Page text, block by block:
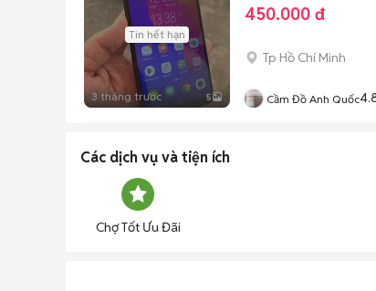
Tin hết hạn
3 tháng trước 5
450.000 đ
Tp Hồ Chí Minh
Cầm Đồ Anh Quốc
Các dịch vụ và tiện ích
Chợ Tốt Ưu Đãi